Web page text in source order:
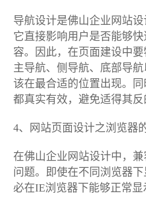
导航设计是佛山企业网站设
它直接影响用户是否能够
容。因此，在页面建设中要
主导航、侧导航、底部导
该在最合适的位置出现。
都真实有效，避免适得其反
4、网站页面设计之浏览器
在佛山企业网站设计中，
问题。即使在不同浏览器
必在IE浏览器下能够正常